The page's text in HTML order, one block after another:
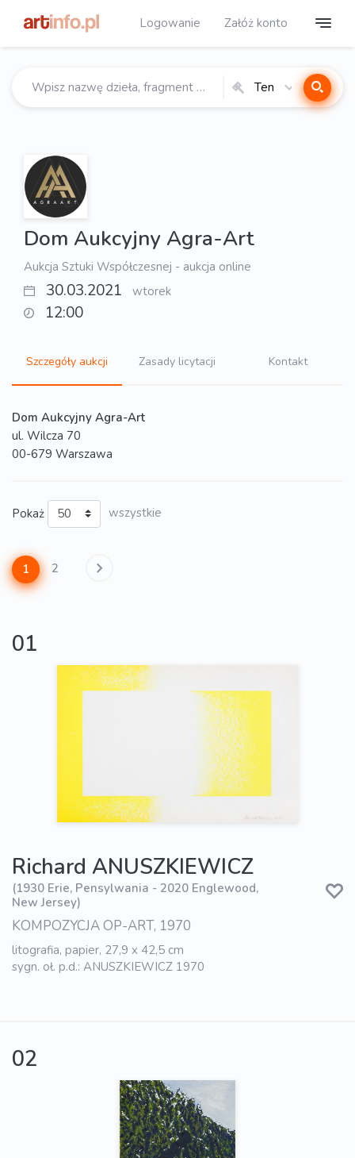
Logowanie Załóż konto
Ten
Dom Aukcyjny Agra-Art
Aukcja Sztuki Współczesnej - aukcja online
30.03.2021 wtorek
12:00
Szczegóły aukcji Zasady licytacji Kontakt
Dom Aukcyjny Agra-Art
ul. Wilcza 70
00-679 Warszawa
Pokaż wszystkie
1 2
01
Richard ANUSZKIEWICZ
(1930 Erie, Pensylwania - 2020 Englewood,
New Jersey)
KOMPOZYCJA OP-ART, 1970
litografia, papier, 27,9 x 42,5 cm
sygn. oł. p.d.: ANUSZKIEWICZ 1970
02